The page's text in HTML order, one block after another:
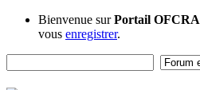
Bienvenue surPortail OFCRA
vous enregistrer.